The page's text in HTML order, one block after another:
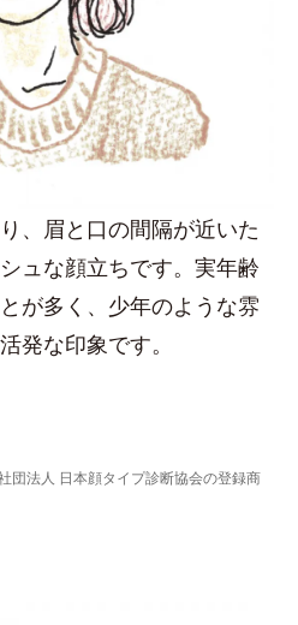
、眉と口の間隔が近いた
ュな顔立ちです。実年齢
が多く、少年のような雰
発な印象です。
団法人 日本顔タイプ診断協会の登録商